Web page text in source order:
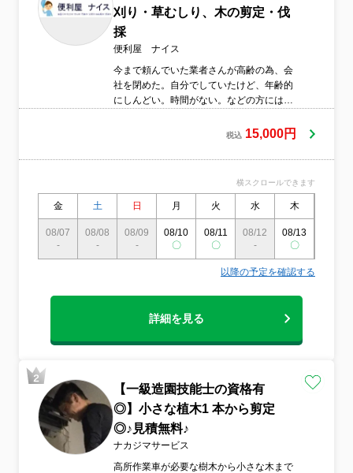
刈り・草むしり、木の剪定・伐
採
便利屋 ナイス
今まで頼んでいた業者さんが高齢の為、会
社を閉めた。自分でしていたけど、年齢的
にしんどい。時間がない。などの方には、
てください。今まで3,000以上の草刈り・草
お任せ下さい。なお、現地見積は無料であ
税込 15,000円
横スクロールできます
金 土 日 月 火 水 木
08/07
-
08/08
-
08/09
-
08/10
〇
08/11
〇
08/12
-
08/13
〇
以降の予定を確認する
詳細を見る
【一級造園技能士の資格有
◎】小さな植木1 本から剪定
◎♪見積無料♪
ナカジマサービス
高所作業車が必要な樹木から小さな木まで